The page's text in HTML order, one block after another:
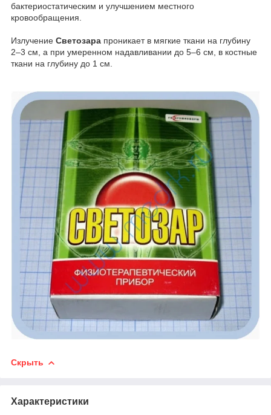
бактериостатическим и улучшением местного
кровообращения.
Излучение Светозара проникает в мягкие ткани на глубину
2–3 см, а при умеренном надавливании до 5–6 см, в костные
ткани на глубину до 1 см.
Скрыть
Характеристики